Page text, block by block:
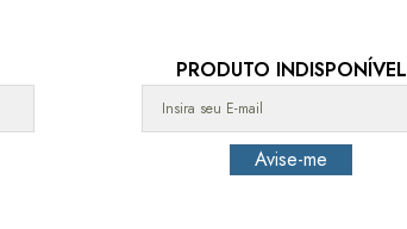
PRODUTO INDISPONÍVEL